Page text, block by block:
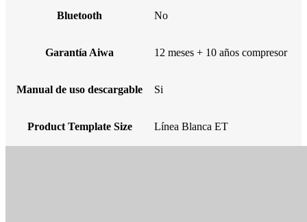
Bluetooth No
Garantía Aiwa 12 meses + 10 años compresor
Manual de uso descargable Si
Product Template Size Línea Blanca ET